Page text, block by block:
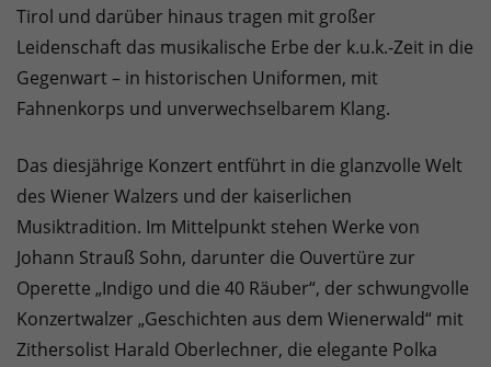
Tirol und darüber hinaus tragen mit großer
Leidenschaft das musikalische Erbe der k.u.k.-Zeit in die
Gegenwart – in historischen Uniformen, mit
Fahnenkorps und unverwechselbarem Klang.
Das diesjährige Konzert entführt in die glanzvolle Welt
des Wiener Walzers und der kaiserlichen
Musiktradition. Im Mittelpunkt stehen Werke von
Johann Strauß Sohn, darunter die Ouvertüre zur
Operette „Indigo und die 40 Räuber“, der schwungvolle
Konzertwalzer „Geschichten aus dem Wienerwald“ mit
Zithersolist Harald Oberlechner, die elegante Polka